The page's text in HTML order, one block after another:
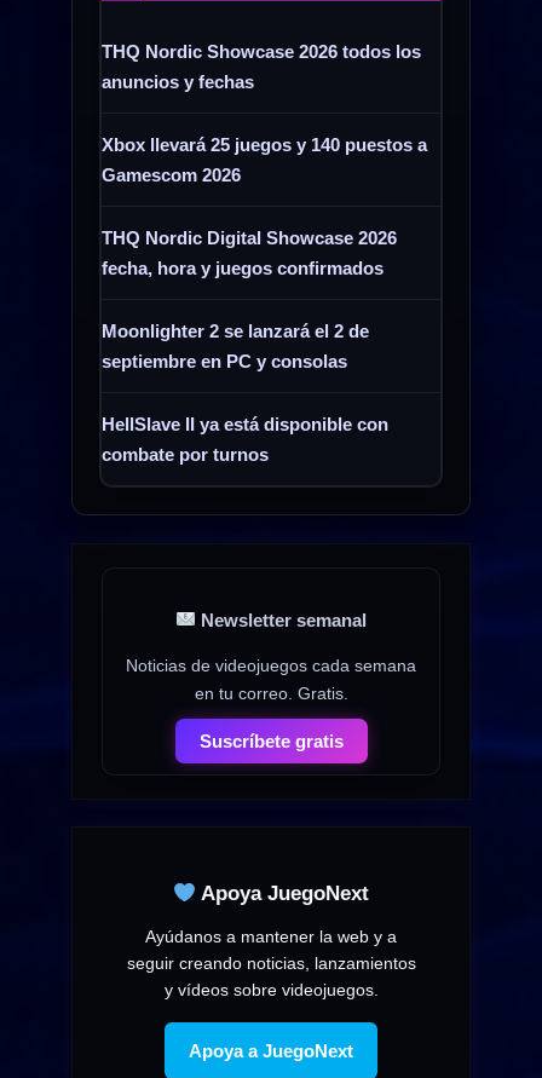
THQ Nordic Showcase 2026 todos los
anuncios y fechas
Xbox llevará 25 juegos y 140 puestos a
Gamescom 2026
THQ Nordic Digital Showcase 2026
fecha, hora y juegos confirmados
Moonlighter 2 se lanzará el 2 de
septiembre en PC y consolas
HellSlave II ya está disponible con
combate por turnos
Newsletter semanal
Noticias de videojuegos cada semana
en tu correo. Gratis.
Suscríbete gratis
Apoya JuegoNext
Ayúdanos a mantener la web y a
seguir creando noticias, lanzamientos
y vídeos sobre videojuegos.
Apoya a JuegoNext